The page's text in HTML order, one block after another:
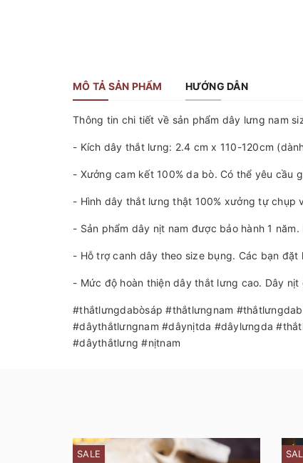
MÔ TẢ SẢN PHẨM HƯỚNG DẪN
Thông tin chi tiết về sản phẩm dây lưng nam
- Kích dây thắt lưng: 2.4 cm x 110-120cm
- Xưởng cam kết 100% da bò. Có thể yêu cầu
- Hình dây thắt lưng thật 100% xưởng tự chụp
- Sản phẩm dây nịt nam được bảo hành 1
- Hỗ trợ canh dây theo size bụng. Các bạn
- Mức độ hoàn thiện dây thắt lưng cao. Dây
#thắtlưngdabòsáp #thắtlưngnam
#dâythắtlưngnam #dâynịtda #dâylưngda
#dâythắtlưng #nịtnam
SALE